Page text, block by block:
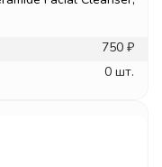
750 ₽
0 шт.